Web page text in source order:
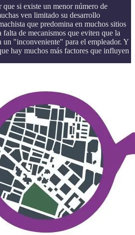
si existe un menor número de
ven limitado su desarrollo
que predomina en muchos sitios
de mecanismos que eviten que la
un "inconveniente" para el empleador. Y
hay muchos más factores que influyen